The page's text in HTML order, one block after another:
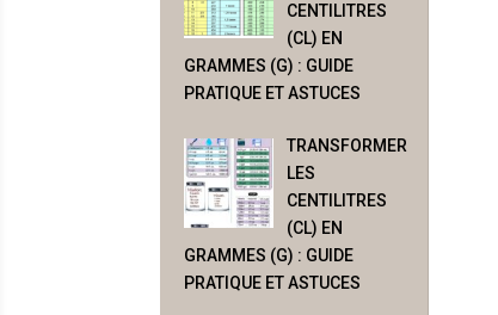
CENTILITRES
(CL) EN
GRAMMES (G) : GUIDE
PRATIQUE ET ASTUCES
TRANSFORMER
LES
CENTILITRES
(CL) EN
GRAMMES (G) : GUIDE
PRATIQUE ET ASTUCES